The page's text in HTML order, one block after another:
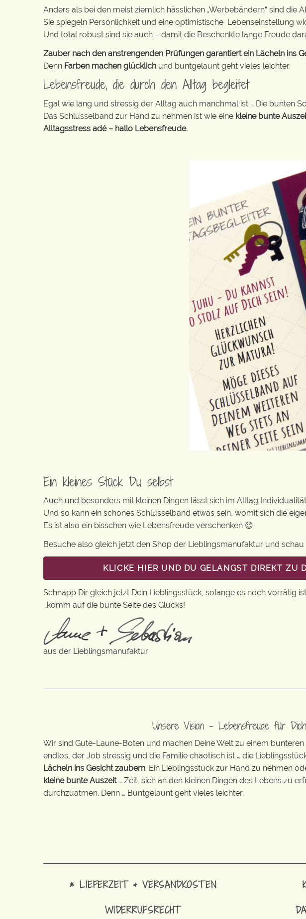
Anders als bei den meist ziemlich hässlichen „Werbebändern“ sind
Sie spiegeln Persönlichkeit und eine optimistische Lebenseinstellung
Und total robust sind sie auch – damit die Beschenkte lange Freude
Zauber nach den anstrengenden Prüfungen garantiert ein Lächeln ins
Denn Farben machen glücklich und buntgelaunt geht vieles leichter.
Lebensfreude, die durch den Alltag begleitet
Egal wie lang und stressig der Alltag auch manchmal ist … Die bunten
Das Schlüsselband zur Hand zu nehmen ist wie eine kleine bunte
Alltagsstress adé – hallo Lebensfreude.
Ein kleines Stück Du selbst
Auch und besonders mit kleinen Dingen lässt sich im Alltag
Und so kann ein schönes Schlüsselband etwas sein, womit sich die
Es ist also ein bisschen wie Lebensfreude verschenken 😉
Besuche also gleich jetzt den Shop der Lieblingsmanufaktur und schau
KLICKE HIER UND DU GELANGST DIREKT ZU
Schnapp Dir gleich jetzt Dein Lieblingsstück, solange es noch vorrätig
…komm auf die bunte Seite des Glücks!
aus der Lieblingsmanufaktur
Unsere Vision – Lebensfreude für
Wir sind Gute-Laune-Boten und machen Deine Welt zu einem
endlos, der Job stressig und die Familie chaotisch ist … die
Lächeln ins Gesicht zaubern. Ein Lieblingsstück zur Hand zu nehmen
kleine bunte Auszeit… Zeit, sich an den kleinen Dingen des Lebens zu
durchzuatmen. Denn … Buntgelaunt geht vieles leichter.
* LIEFERZEIT & VERSANDKOSTEN
WIDERRUFSRECHT